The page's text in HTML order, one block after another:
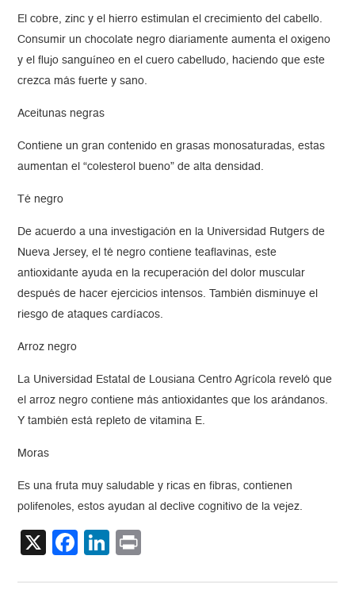
El cobre, zinc y el hierro estimulan el crecimiento del cabello.
Consumir un chocolate negro diariamente aumenta el oxigeno
y el flujo sanguíneo en el cuero cabelludo, haciendo que este
crezca más fuerte y sano.
Aceitunas negras
Contiene un gran contenido en grasas monosaturadas, estas
aumentan el “colesterol bueno” de alta densidad.
Té negro
De acuerdo a una investigación en la Universidad Rutgers de
Nueva Jersey, el té negro contiene teaflavinas, este
antioxidante ayuda en la recuperación del dolor muscular
después de hacer ejercicios intensos. También disminuye el
riesgo de ataques cardíacos.
Arroz negro
La Universidad Estatal de Lousiana Centro Agrícola reveló que
el arroz negro contiene más antioxidantes que los arándanos.
Y también está repleto de vitamina E.
Moras
Es una fruta muy saludable y ricas en fibras, contienen
polifenoles, estos ayudan al declive cognitivo de la vejez.
X Facebook
LinkedIn